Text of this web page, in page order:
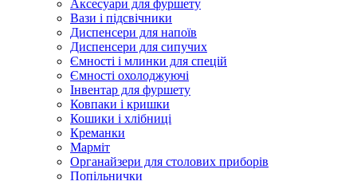
Аксесуари для фуршету
Вази і підсвічники
Диспенсери для напоїв
Диспенсери для сипучих
Ємності і млинки для спецій
Ємності охолоджуючі
Інвентар для фуршету
Ковпаки і кришки
Кошики і хлібниці
Креманки
Марміт
Органайзери для столових приборів
Попільнички